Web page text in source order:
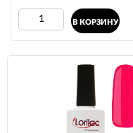
В КОРЗИНУ